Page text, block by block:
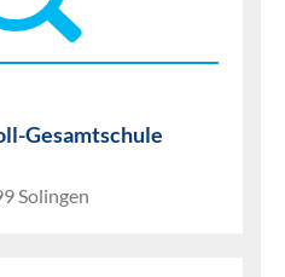
Gesamtschule
Solingen